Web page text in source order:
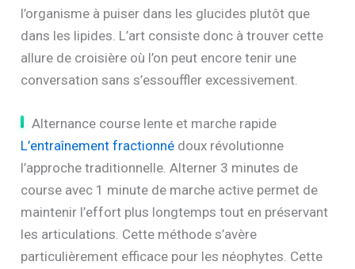
l’organisme à puiser dans les glucides plutôt que
dans les lipides. L’art consiste donc à trouver cette
allure de croisière où l’on peut encore tenir une
conversation sans s’essouffler excessivement.
Alternance course lente et marche rapide
L’entraînement fractionné doux révolutionne
l’approche traditionnelle. Alterner 3 minutes de
course avec 1 minute de marche active permet de
maintenir l’effort plus longtemps tout en préservant
les articulations. Cette méthode s’avère
particulièrement efficace pour les néophytes. Cette